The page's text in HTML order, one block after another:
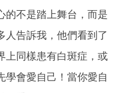
的不是踏上舞台，而是
人告訴我，他們看到了
上同樣患有白斑症，或
學會愛自己！當你愛自